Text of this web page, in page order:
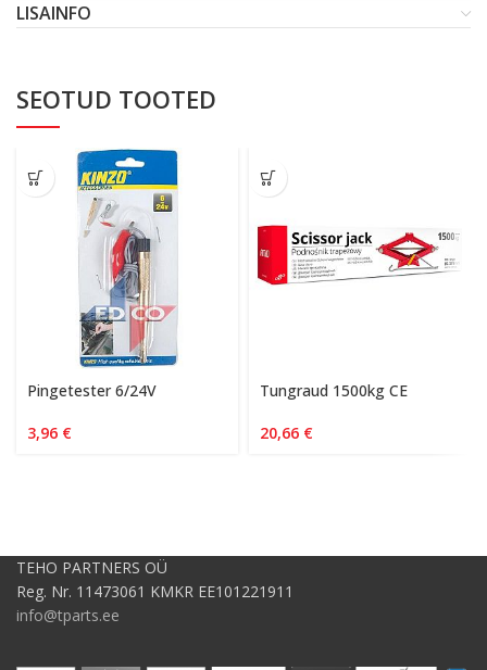
LISAINFO
SEOTUD TOOTED
Pingetester 6/24V
3,96 €
Tungraud 1500kg CE
20,66 €
TEHO PARTNERS OÜ
Reg. Nr. 11473061 KMKR EE101221911
info@tparts.ee